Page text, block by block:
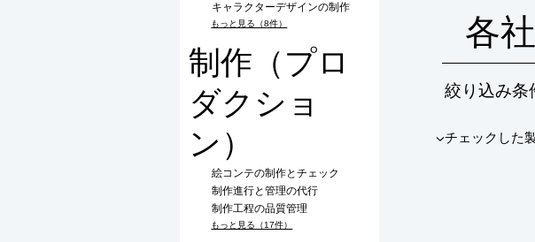
キャラクターデザインの制作
もっと見る（8件）
制作（プロ
ダクショ
ン）
絵コンテの制作とチェック
制作進行と管理の代行
制作工程の品質管理
もっと見る（17件）
各
絞り込み条
​▼チェックした